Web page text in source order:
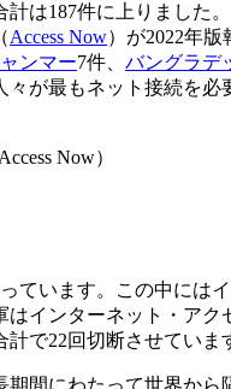
は187件に上りました
Access Now）が2022年
ャンマー7件、 バングラデ
が最もネット接続を必
Now）
ています。この中には
はインターネット・アク
で22回切断させていま